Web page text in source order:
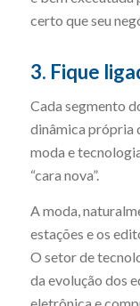
certo que seu
3. Fique
Cada segmento
dinâmica própria
moda e
“cara nova”.
A moda,
estações e os
O setor de
da evolução dos